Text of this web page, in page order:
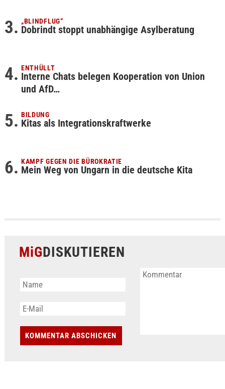
„BLINDFLUG“
Dobrindt stoppt unabhängige Asylberatung
ENTHÜLLT
Interne Chats belegen Kooperation von Union
und AfD…
BILDUNG
Kitas als Integrationskraftwerke
KAMPF GEGEN DIE BÜROKRATIE
Mein Weg von Ungarn in die deutsche Kita
MiGDISKUTIEREN